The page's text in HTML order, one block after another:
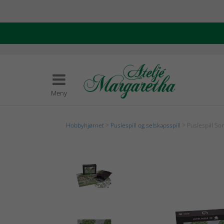
Meny
Hobbyhjørnet Puslespill og selskapsspill > Puslespill